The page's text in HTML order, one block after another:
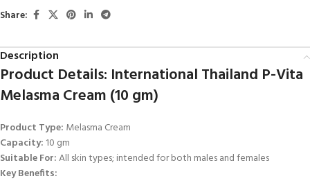
Share:
Description
Product Details: International Thailand P-Vita
Melasma Cream (10 gm)
Product Type: Melasma Cream
Capacity: 10 gm
Suitable For:All skin types; intended for both males and females
Key Benefits: